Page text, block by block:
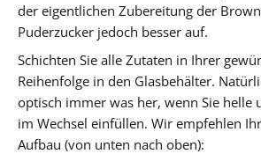
der eigentlichen Zubereitung der
Puderzucker jedoch besser auf.
Schichten Sie alle Zutaten in Ihrer
Reihenfolge in den Glasbehälter.
optisch immer was her, wenn Sie helle
im Wechsel einfüllen. Wir empfehlen
Aufbau (von unten nach oben):